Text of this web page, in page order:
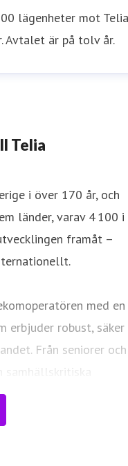
lägenheter mot
är på tolv år.
Telia
i över 170 år, och
länder, varav 4 100 i
framåt –
med en
erbjuder robust, säker
Från seniorer och
kraft i
totalförsvar. Med
skapar vi en